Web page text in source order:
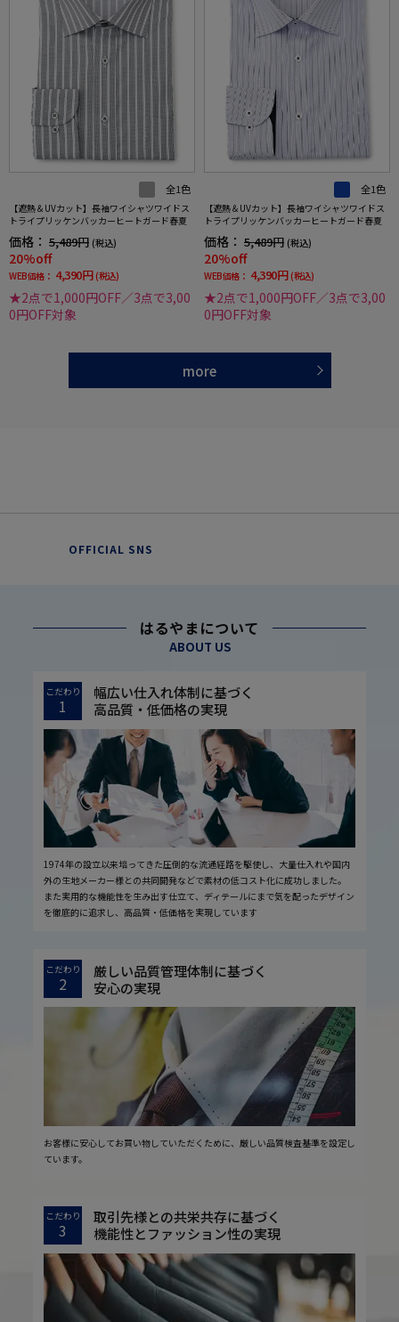
全1色
【遮熱＆UVカット】長袖ワイシャツワイドス
トライプリッケンバッカーヒートガード春夏
価格： 5,489円 (税込)
20%off
WEB価格： 4,390円 (税込)
★2点で1,000円OFF／3点で3,00
0円OFF対象
全1色
【遮熱＆UVカット】長袖ワイシャツワイドス
トライプリッケンバッカーヒートガード春夏
価格： 5,489円 (税込)
20%off
WEB価格： 4,390円 (税込)
★2点で1,000円OFF／3点で3,00
0円OFF対象
more
OFFICIAL SNS
はるやまについて
ABOUT US
こだわり
1
幅広い仕入れ体制に基づく
高品質・低価格の実現
1974年の設立以来培ってきた圧倒的な流通経路を駆使し、大量仕入れや国内
外の生地メーカー様との共同開発などで素材の低コスト化に成功しました。
また実用的な機能性を生み出す仕立て、ディテールにまで気を配ったデザイン
を徹底的に追求し、高品質・低価格を実現しています
こだわり
2
厳しい品質管理体制に基づく
安心の実現
お客様に安心してお買い物していただくために、厳しい品質検査基準を設定し
ています。
こだわり
3
取引先様との共栄共存に基づく
機能性とファッション性の実現